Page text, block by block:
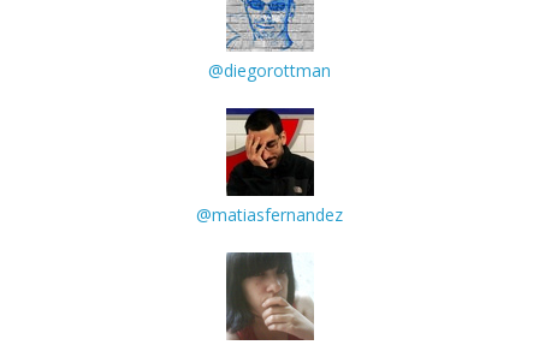
@diegorottman
@matiasfernandez